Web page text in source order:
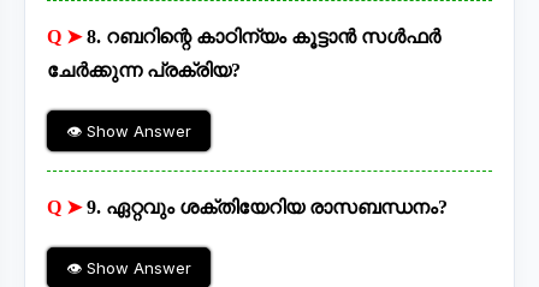
Q ➤8. റബറിന്റെ കാഠിന്യം കൂട്ടാൻ സൾഫർ
ചേർക്കുന്ന പ്രക്രിയ?
👁 Show Answer
Q ➤9. ഏറ്റവും ശക്തിയേറിയ രാസബന്ധനം?
👁 Show Answer